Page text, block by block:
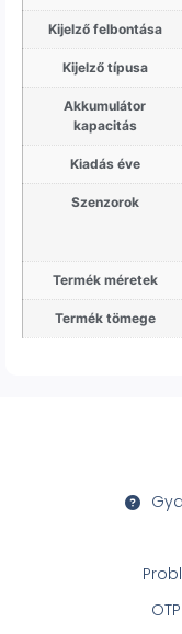
Kijelző felbontása
Kijelző típusa
Akkumulátor
kapacitás
Kiadás éve
Szenzorok
Termék méretek
Termék tömege